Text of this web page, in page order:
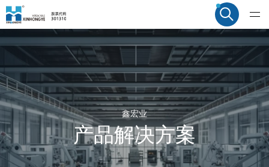
鑫宏业
产品解决方案